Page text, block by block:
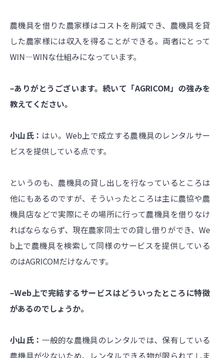
農機具を借りた農家様はコストを削減でき、農機具を貸
した農家様には収入を得ることができる。両者にとって
WIN―WINな仕組みになっています。
–ありがとうございます。続いて「AGRICOM」の強みを
教えてください。
小山氏： はい。Web上で成立する農機具のレンタルサー
ビスを提供している点です。
というのも、農機具の貸し出しを行なっているところは
他にもあるのですが、そういったところは主に農協や農
機具店などで実際にその場所に行って農機具を借りなけ
ればならならず、現在農家同士での貸し借りができ、We
b上で農機具を検索して同様のサービスを提供している
のはAGRICOMだけなんです。
–Web上で完結するサービスはどういったところに特徴
があるのでしょうか。
小山氏： 一般的な農機具のレンタルでは、保有している
農機具が少ないため、レンタルできる物が限られてしま